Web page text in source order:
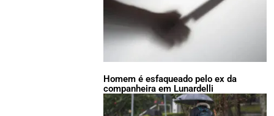
Homem é esfaqueado pelo ex da
companheira em Lunardelli